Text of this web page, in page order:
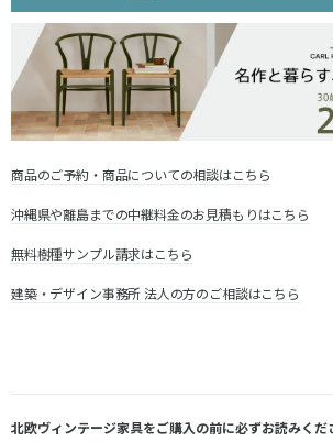
商品のご予約・商品についての相談はこちら
沖縄県や離島までの中継料金のお見積もりはこちら
無料樹種サンプル請求はこちら
建築・デザイン事務所 法人の方のご相談はこちら
北欧ヴィンテージ家具をご購入の前に必ずお読みくだ